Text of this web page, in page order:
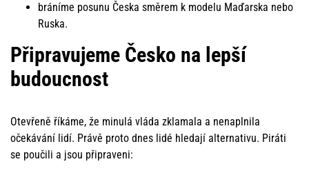
bráníme posunu Česka směrem k modelu Maďarska nebo
Ruska.
Připravujeme Česko na lepší
budoucnost
Otevřeně říkáme, že minulá vláda zklamala a nenaplnila
očekávání lidí. Právě proto dnes lidé hledají alternativu. Piráti
se poučili a jsou připraveni: